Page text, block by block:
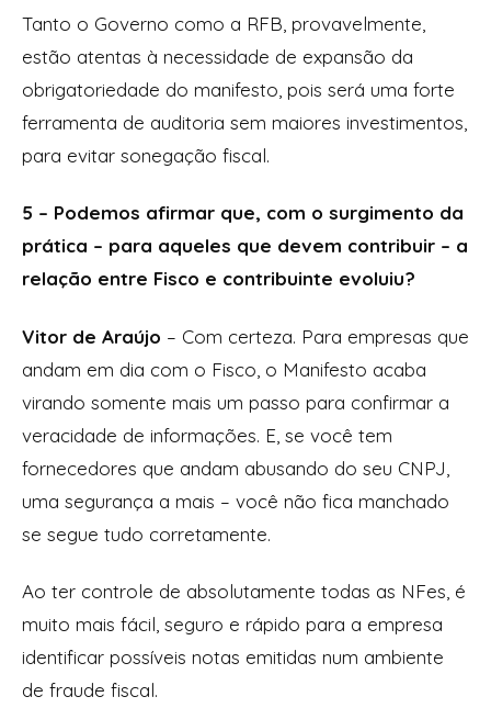
Tanto o Governo como a RFB, provavelmente,
estão atentas à necessidade de expansão da
obrigatoriedade do manifesto, pois será uma forte
ferramenta de auditoria sem maiores investimentos,
para evitar sonegação fiscal.
5 – Podemos afirmar que, com o surgimento da
prática – para aqueles que devem contribuir – a
relação entre Fisco e contribuinte evoluiu?
Vitor de Araújo – Com certeza. Para empresas que
andam em dia com o Fisco, o Manifesto acaba
virando somente mais um passo para confirmar a
veracidade de informações. E, se você tem
fornecedores que andam abusando do seu CNPJ,
uma segurança a mais – você não fica manchado
se segue tudo corretamente.
Ao ter controle de absolutamente todas as NFes, é
muito mais fácil, seguro e rápido para a empresa
identificar possíveis notas emitidas num ambiente
de fraude fiscal.